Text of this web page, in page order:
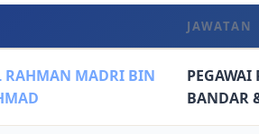
JAWATAN
RAHMAN MADRI BIN
PEGAWAI
BANDAR